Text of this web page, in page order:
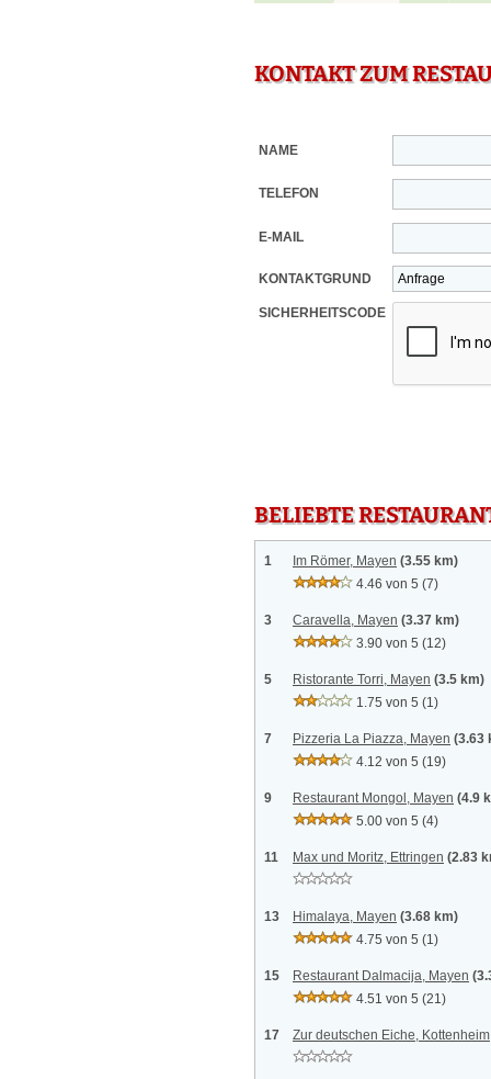
KONTAKT ZUM
NAME
TELEFON
E-MAIL
KONTAKTGRUND
SICHERHEITSCODE
BELIEBTE
1 Im Römer, Mayen (3.55 km)
4.46 von 5 (7)
3 Caravella, Mayen (3.37 km)
3.90 von 5 (12)
5 Ristorante Torri, Mayen (3.5 km)
1.75 von 5 (1)
7 Pizzeria La Piazza, Mayen (3.63
4.12 von 5 (19)
9 Restaurant Mongol, Mayen (4.9
5.00 von 5 (4)
11 Max und Moritz, Ettringen (2.83
13 Himalaya, Mayen (3.68 km)
4.75 von 5 (1)
15 Restaurant Dalmacija, Mayen
4.51 von 5 (21)
17 Zur deutschen Eiche, Kottenheim